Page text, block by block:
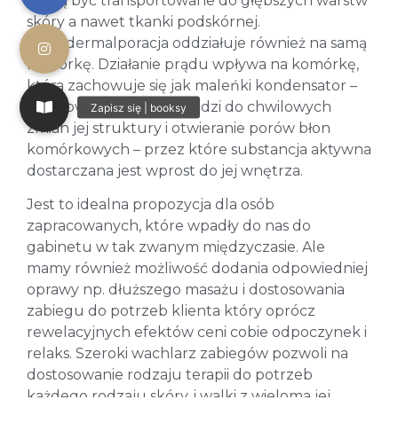
skóry a nawet tkanki podskórnej.
Transdermalporacja oddziałuje również na samą
komórkę. Działanie prądu wpływa na komórkę,
która zachowuje się jak maleńki kondensator –
naładowuje się co prowadzi do chwilowych
zmian jej struktury i otwieranie porów błon
komórkowych – przez które substancja aktywna
dostarczana jest wprost do jej wnętrza.
Jest to idealna propozycja dla osób
zapracowanych, które wpadły do nas do
gabinetu w tak zwanym międzyczasie. Ale
mamy również możliwość dodania odpowiedniej
oprawy np. dłuższego masażu i dostosowania
zabiegu do potrzeb klienta który oprócz
rewelacyjnych efektów ceni cobie odpoczynek i
relaks. Szeroki wachlarz zabiegów pozwoli na
dostosowanie rodzaju terapii do potrzeb
każdego rodzaju skóry, i walki z wieloma jej